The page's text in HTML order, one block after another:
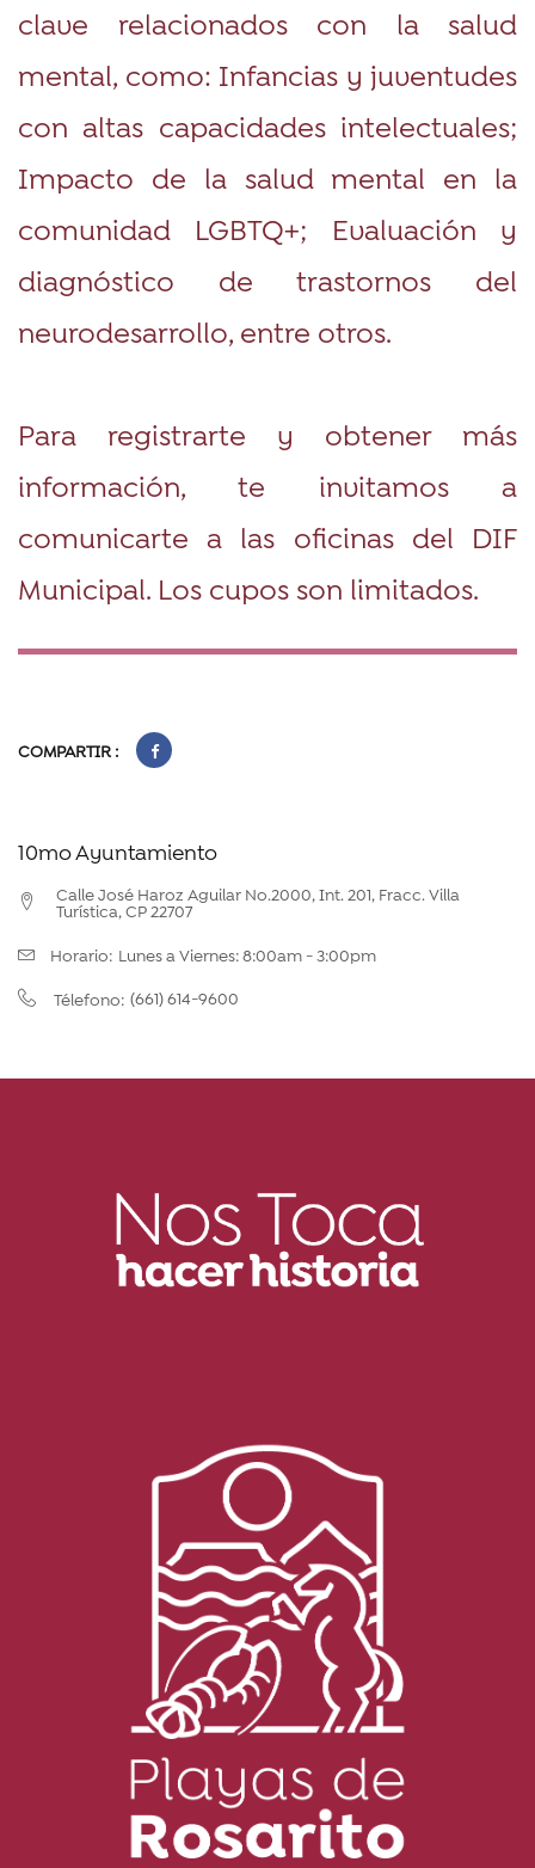
clave relacionados con la salud
mental, como: Infancias y juventudes
con altas capacidades intelectuales;
Impacto de la salud mental en la
comunidad LGBTQ+; Evaluación y
diagnóstico de trastornos del
neurodesarrollo, entre otros.
Para registrarte y obtener más
información, te invitamos a
comunicarte a las oficinas del DIF
Municipal. Los cupos son limitados.
COMPARTIR :
10mo Ayuntamiento
Calle José Haroz Aguilar No.2000, Int. 201, Fracc. Villa
Turística, CP 22707
Horario: Lunes a Viernes: 8:00am - 3:00pm
Télefono: (661) 614-9600